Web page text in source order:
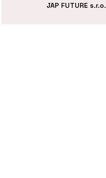
JAP FUTURE s.r.o.